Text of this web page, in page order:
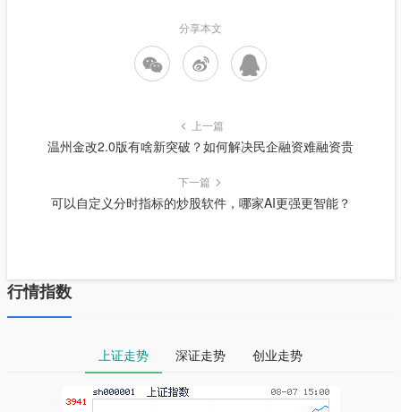
分享本文
上一篇
温州金改2.0版有啥新突破？如何解决民企融资难融资贵
下一篇
可以自定义分时指标的炒股软件，哪家AI更强更智能？
行情指数
上证走势 深证走势 创业走势